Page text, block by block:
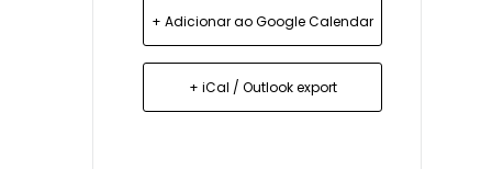
+ Adicionar ao Google Calendar
+ iCal / Outlook export